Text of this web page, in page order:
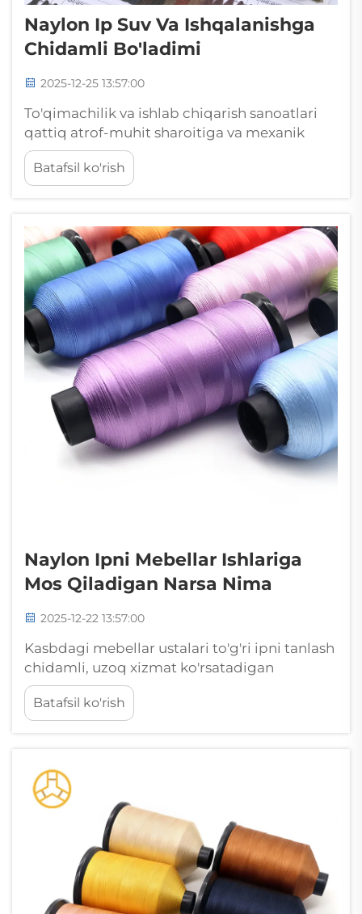
Naylon Ip Suv Va Ishqalanishga
Chidamli Bo'ladimi
2025-12-25 13:57:00
To'qimachilik va ishlab chiqarish sanoatlari
qattiq atrof-muhit sharoitiga va mexanik
kuchlanishga chidaydigan chidamli ip
materiallariga katta tayanadi. Mavjud sintetik
ip variantlari orasida bog'langan naylon ip
Batafsil ko'rish
Naylon Ipni Mebellar Ishlariga
Mos Qiladigan Narsa Nima
2025-12-22 13:57:00
Kasbdagi mebellar ustalari to'g'ri ipni tanlash
chidamli, uzoq xizmat ko'rsatadigan
buyumni yaratish hamda erta ishdan chiqqan
birortasini ajratib turgan farq ekanini
tushunadi. Mavjud turli ip materiallari orasida
Batafsil ko'rish